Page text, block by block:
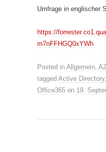
Umfrage in englischer
https://
m7nFFHGQ0xYWh
Posted in Allgemein,
tagged Active Directory,
Office365 on 19.